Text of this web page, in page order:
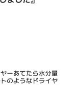
ーあてたら水分量
のようなドライヤ